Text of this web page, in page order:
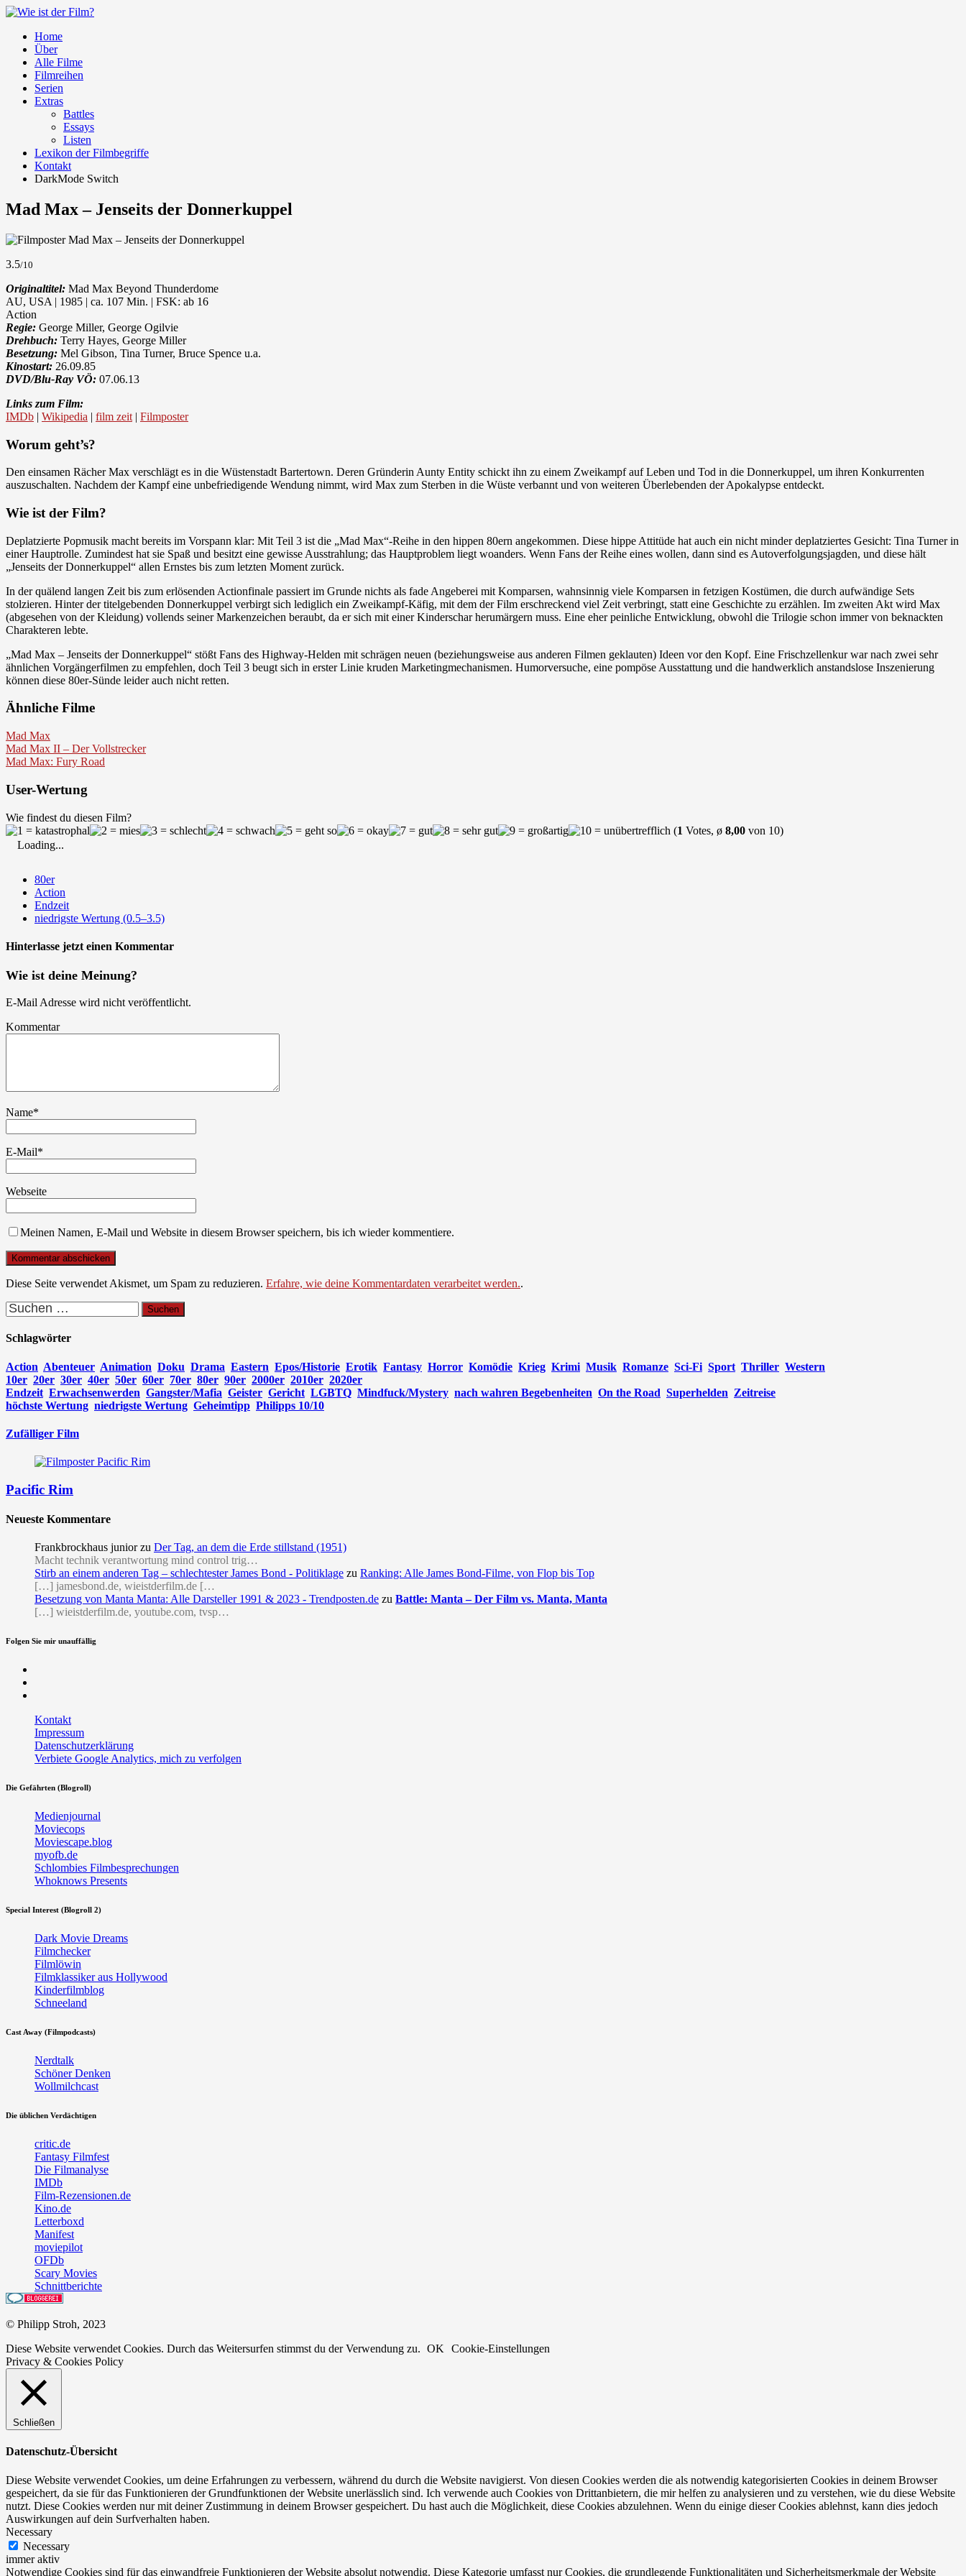
Home
Über
Alle Filme
Filmreihen
Serien
Extras
Battles
Essays
Listen
Lexikon der Filmbegriffe
Kontakt
DarkMode Switch
Mad Max – Jenseits der Donnerkuppel
3.5/10
Originaltitel: Mad Max Beyond Thunderdome
AU, USA | 1985 | ca. 107 Min. | FSK: ab 16
Action
Regie: George Miller, George Ogilvie
Drehbuch: Terry Hayes, George Miller
Besetzung: Mel Gibson, Tina Turner, Bruce Spence u.a.
Kinostart: 26.09.85
DVD/Blu-Ray VÖ: 07.06.13
Links zum Film:
IMDb | Wikipedia | film zeit | Filmposter
Worum geht’s?
Den einsamen Rächer Max verschlägt es in die Wüstenstadt Bartertown. Deren Gründerin Aunty Entity schickt ihn zu einem Zweikampf auf Leben und Tod in die Donnerkuppel, um ihren Konkurrenten
auszuschalten. Nachdem der Kampf eine unbefriedigende Wendung nimmt, wird Max zum Sterben in die Wüste verbannt und von weiteren Überlebenden der Apokalypse entdeckt.
Wie ist der Film?
Deplatzierte Popmusik macht bereits im Vorspann klar: Mit Teil 3 ist die „Mad Max“-Reihe in den hippen 80ern angekommen. Diese hippe Attitüde hat auch ein nicht minder deplatziertes Gesicht: Tina Turner in
einer Hauptrolle. Zumindest hat sie Spaß und besitzt eine gewisse Ausstrahlung; das Hauptproblem liegt woanders. Wenn Fans der Reihe eines wollen, dann sind es Autoverfolgungsjagden, und diese hält
„Jenseits der Donnerkuppel“ allen Ernstes bis zum letzten Moment zurück.
In der quälend langen Zeit bis zum erlösenden Actionfinale passiert im Grunde nichts als fade Angeberei mit Komparsen, wahnsinnig viele Komparsen in fetzigen Kostümen, die durch aufwändige Sets
stolzieren. Hinter der titelgebenden Donnerkuppel verbirgt sich lediglich ein Zweikampf-Käfig, mit dem der Film erschreckend viel Zeit verbringt, statt eine Geschichte zu erzählen. Im zweiten Akt wird Max
(abgesehen von der Kleidung) vollends seiner Markenzeichen beraubt, da er sich mit einer Kinderschar herumärgern muss. Eine eher peinliche Entwicklung, obwohl die Trilogie schon immer von beknackten
Charakteren lebte.
„Mad Max – Jenseits der Donnerkuppel“ stößt Fans des Highway-Helden mit schrägen neuen (beziehungsweise aus anderen Filmen geklauten) Ideen vor den Kopf. Eine Frischzellenkur war nach zwei sehr
ähnlichen Vorgängerfilmen zu empfehlen, doch Teil 3 beugt sich in erster Linie kruden Marketingmechanismen. Humorversuche, eine pompöse Ausstattung und die handwerklich anstandslose Inszenierung
können diese 80er-Sünde leider auch nicht retten.
Ähnliche Filme
Mad Max
Mad Max II – Der Vollstrecker
Mad Max: Fury Road
User-Wertung
Wie findest du diesen Film?
(1 Votes, ø 8,00 von 10)
Loading...
80er
Action
Endzeit
niedrigste Wertung (0.5–3.5)
Hinterlasse jetzt einen Kommentar
Wie ist deine Meinung?
E-Mail Adresse wird nicht veröffentlicht.
Kommentar
Name*
E-Mail*
Webseite
Meinen Namen, E-Mail und Website in diesem Browser speichern, bis ich wieder kommentiere.
Diese Seite verwendet Akismet, um Spam zu reduzieren. Erfahre, wie deine Kommentardaten verarbeitet werden..
Suchen
nach:
Schlagwörter
Action Abenteuer Animation Doku Drama Eastern Epos/Historie Erotik Fantasy Horror Komödie Krieg Krimi Musik Romanze Sci-Fi Sport Thriller Western
10er 20er 30er 40er 50er 60er 70er 80er 90er 2000er 2010er 2020er
Endzeit Erwachsenwerden Gangster/Mafia Geister Gericht LGBTQ Mindfuck/Mystery nach wahren Begebenheiten On the Road Superhelden Zeitreise
höchste Wertung niedrigste Wertung Geheimtipp Philipps 10/10
Zufälliger Film
Pacific Rim
Neueste Kommentare
Frankbrockhaus junior zu Der Tag, an dem die Erde stillstand (1951)
Macht technik verantwortung mind control trig…
Stirb an einem anderen Tag – schlechtester James Bond - Politiklage zu Ranking: Alle James Bond-Filme, von Flop bis Top
[…] jamesbond.de, wieistderfilm.de […
Besetzung von Manta Manta: Alle Darsteller 1991 & 2023 - Trendposten.de zu Battle: Manta – Der Film vs. Manta, Manta
[…] wieistderfilm.de, youtube.com, tvsp…
Folgen Sie mir unauffällig
Kontakt
Impressum
Datenschutzerklärung
Verbiete Google Analytics, mich zu verfolgen
Die Gefährten (Blogroll)
Medienjournal
Moviecops
Moviescape.blog
myofb.de
Schlombies Filmbesprechungen
Whoknows Presents
Special Interest (Blogroll 2)
Dark Movie Dreams
Filmchecker
Filmlöwin
Filmklassiker aus Hollywood
Kinderfilmblog
Schneeland
Cast Away (Filmpodcasts)
Nerdtalk
Schöner Denken
Wollmilchcast
Die üblichen Verdächtigen
critic.de
Fantasy Filmfest
Die Filmanalyse
IMDb
Film-Rezensionen.de
Kino.de
Letterboxd
Manifest
moviepilot
OFDb
Scary Movies
Schnittberichte
© Philipp Stroh, 2023
Diese Website verwendet Cookies. Durch das Weitersurfen stimmst du der Verwendung zu. OK
Cookie-Einstellungen
Privacy & Cookies Policy
Schließen
Datenschutz-Übersicht
Diese Website verwendet Cookies, um deine Erfahrungen zu verbessern, während du durch die Website navigierst. Von diesen Cookies werden die als notwendig kategorisierten Cookies in deinem Browser
gespeichert, da sie für das Funktionieren der Grundfunktionen der Website unerlässlich sind. Ich verwende auch Cookies von Drittanbietern, die mir helfen zu analysieren und zu verstehen, wie du diese Website
nutzt. Diese Cookies werden nur mit deiner Zustimmung in deinem Browser gespeichert. Du hast auch die Möglichkeit, diese Cookies abzulehnen. Wenn du einige dieser Cookies ablehnst, kann dies jedoch
Auswirkungen auf dein Surfverhalten haben.
Necessary
Necessary
immer aktiv
Notwendige Cookies sind für das einwandfreie Funktionieren der Website absolut notwendig. Diese Kategorie umfasst nur Cookies, die grundlegende Funktionalitäten und Sicherheitsmerkmale der Website